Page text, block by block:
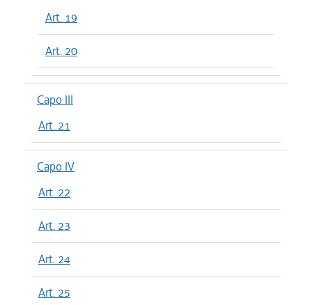
Art. 19
Art. 20
Capo III
Art. 21
Capo IV
Art. 22
Art. 23
Art. 24
Art. 25